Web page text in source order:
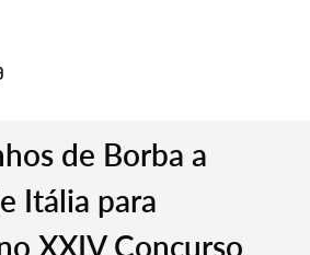
de Borba a
Itália para
XXIV Concurso